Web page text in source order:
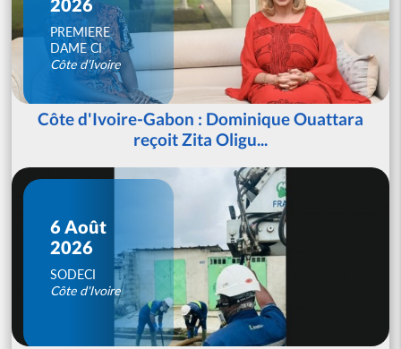
PREMIERE
DAME CI
Côte d'Ivoire
Côte d'Ivoire-Gabon : Dominique Ouattara
reçoit Zita Oligu...
6 Août
2026
SODECI
Côte d'Ivoire